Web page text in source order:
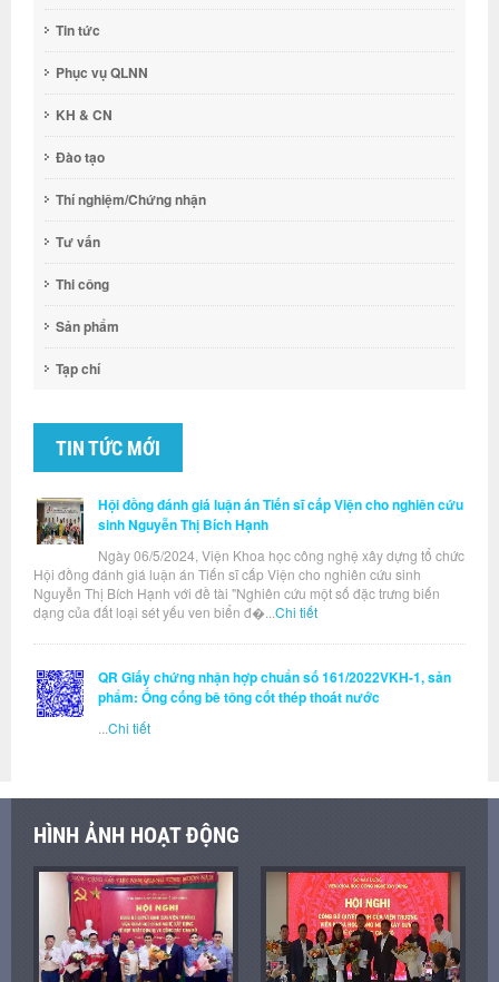
Tin tức
Phục vụ QLNN
KH & CN
Đào tạo
Thí nghiệm/Chứng nhận
Tư vấn
Thi công
Sản phẩm
Tạp chí
TIN TỨC MỚI
Hội đồng đánh giá luận án Tiến sĩ cấp Viện cho nghiên cứu
sinh Nguyễn Thị Bích Hạnh
Ngày 06/5/2024, Viện Khoa học công nghệ xây dựng tổ chức
Hội đồng đánh giá luận án Tiến sĩ cấp Viện cho nghiên cứu sinh
Nguyễn Thị Bích Hạnh với đề tài "Nghiên cứu một số đặc trưng biến
dạng của đất loại sét yếu ven biển đ�... Chi tiết
QR Giấy chứng nhận hợp chuẩn số 161/2022VKH-1, sản
phẩm: Ống cống bê tông cốt thép thoát nước
Chi tiết
HÌNH ẢNH HOẠT ĐỘNG